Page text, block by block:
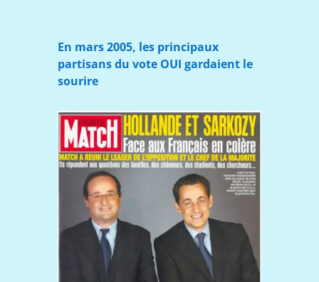
En mars 2005, les principaux
partisans du vote OUI gardaient le
sourire